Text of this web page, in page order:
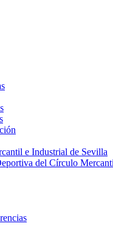
e Industrial de Sevilla
del Círculo